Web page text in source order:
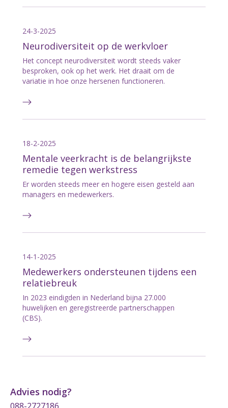
24-3-2025
Neurodiversiteit op de werkvloer
Het concept neurodiversiteit wordt steeds vaker
besproken, ook op het werk. Het draait om de
variatie in hoe onze hersenen functioneren.
18-2-2025
Mentale veerkracht is de belangrijkste
remedie tegen werkstress
Er worden steeds meer en hogere eisen gesteld aan
managers en medewerkers.
14-1-2025
Medewerkers ondersteunen tijdens een
relatiebreuk
In 2023 eindigden in Nederland bijna 27.000
huwelijken en geregistreerde partnerschappen
(CBS).
Advies nodig?